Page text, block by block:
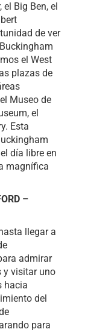
Big Ben, el
de ver
el West
plazas de
Museo de
el
Esta
día libre en
magnífica
–
llegar a
admirar
y visitar uno
hacia
del
para